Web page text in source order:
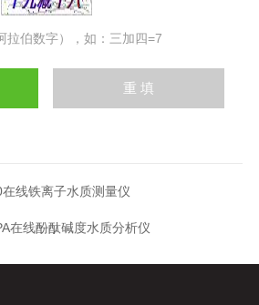
拉伯数字），如：三加四=7
线铁离子水质测量仪
在线酚酞碱度水质分析仪